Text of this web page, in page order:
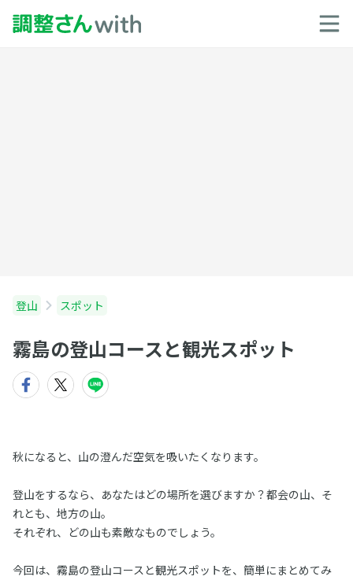
登山 スポット
霧島の登山コースと観光スポット
秋になると、山の澄んだ空気を吸いたくなります。
登山をするなら、あなたはどの場所を選びますか？都会の山、そ
れとも、地方の山。
それぞれ、どの山も素敵なものでしょう。
今回は、霧島の登山コースと観光スポットを、簡単にまとめてみ